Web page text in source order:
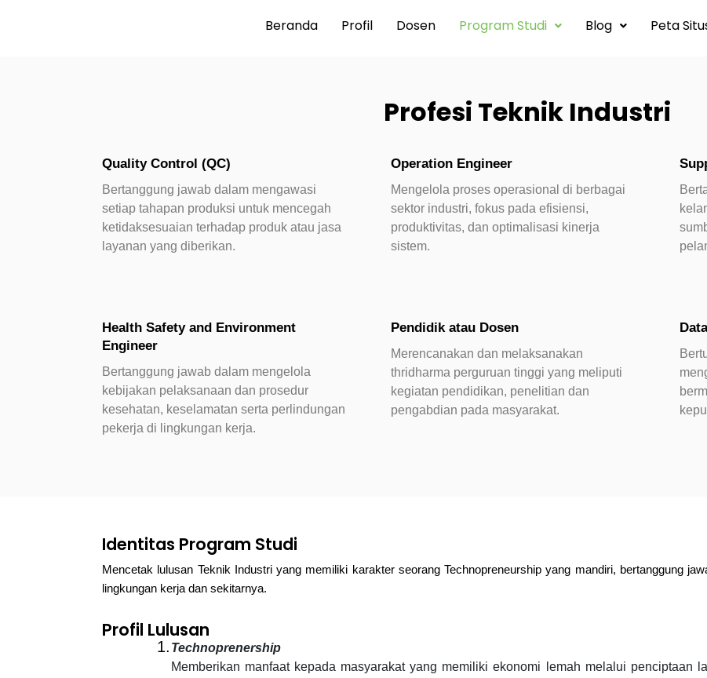
Beranda Profil Dosen Program Studi Blog Peta
Profesi Teknik Industri
Quality Control (QC)
Bertanggung jawab dalam mengawasi
setiap tahapan produksi untuk mencegah
ketidaksesuaian terhadap produk atau jasa
layanan yang diberikan.
Operation Engineer
Mengelola proses operasional di berbagai
sektor industri, fokus pada efisiensi,
produktivitas, dan optimalisasi kinerja
sistem.
Health Safety and Environment
Engineer
Bertanggung jawab dalam mengelola
kebijakan pelaksanaan dan prosedur
kesehatan, keselamatan serta perlindungan
pekerja di lingkungan kerja.
Pendidik atau Dosen
Merencanakan dan melaksanakan
thridharma perguruan tinggi yang meliputi
kegiatan pendidikan, penelitian dan
pengabdian pada masyarakat.
Identitas Program Studi
Mencetak lulusan Teknik Industri yang memiliki karakter seorang Technopreneurship yang mandiri, bertanggung
lingkungan kerja dan sekitarnya.
Profil Lulusan
1. Technoprenership
Memberikan manfaat kepada masyarakat yang memiliki ekonomi lemah melalui penciptaan